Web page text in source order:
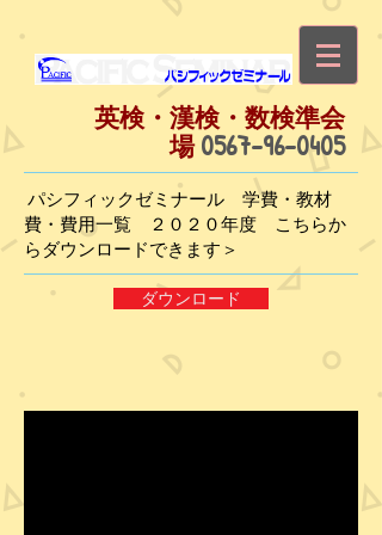
英検・漢検・数検準会
場 0567-96-0405
パシフィックゼミナール 学費・教材
費・費用一覧 ２０２０年度 こちらか
らダウンロードできます＞
ダウンロード